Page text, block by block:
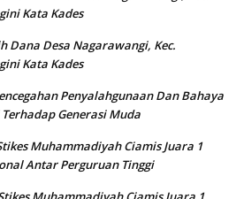
Kata Kades
Dana Desa Nagarawangi, Kec.
Kata Kades
Penyalahgunaan Dan Bahaya
Generasi Muda
Muhammadiyah Ciamis Juara 1
Antar Perguruan Tinggi